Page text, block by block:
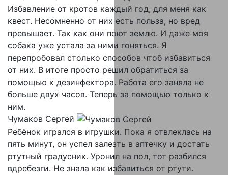
Избавление от кротов каждый год, для меня как
квест. Несомненно от них есть польза, но вред
превышает. Так как они поют землю. И даже моя
собака уже устала за ними гоняться. Я
перепробовал столько способов чтоб избавиться
от них. В итоге просто решил обратиться за
помощью к дезинфектора. Работа его заняла не
больше двух часов. Теперь за помощью только к
ним.
Чумаков Сергей
Ребёнок игрался в игрушки. Пока я отвлеклась на
пять минут, он успел залезть в аптечку и достать
ртутный градусник. Уронил на пол, тот разбился
вдребезги. Не знала как избавиться от ртути.